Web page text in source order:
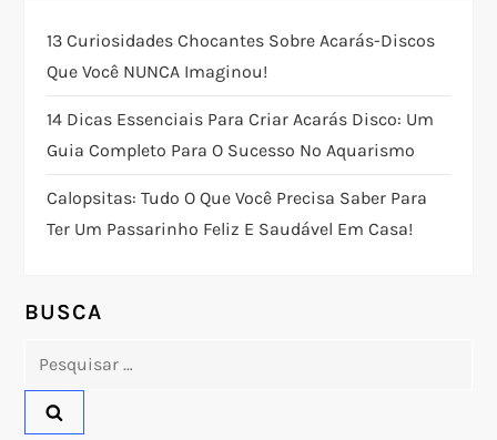
ç
ã
o
d
e
P
o
s
13 Curiosidades Chocantes Sobre Acarás-Discos
Que Você NUNCA Imaginou!
14 Dicas Essenciais Para Criar Acarás Disco: Um
Guia Completo Para O Sucesso No Aquarismo
Calopsitas: Tudo O Que Você Precisa Saber Para
Ter Um Passarinho Feliz E Saudável Em Casa!
BUSCA
Pesquisar